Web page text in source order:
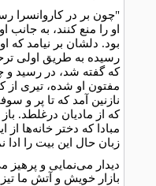
"چون بر در کاروانسرا
او را منع کنند، به
بود. دلشان بر نیامد که
رسیده به طریق اولی
که گفته شد، در رسید و
مفتون او شده، تیری
نازنین آمد که تا پر و
که از مادیان درغلطد.
مبادا که دختر خانه‌ها
زبان حال این بیت را ادا
دیدار می‌نمایی و پرهیز
بازار خویش و آتش ما